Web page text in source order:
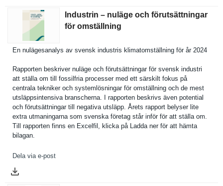
Industrin – nuläge och förutsättningar
för omställning
En nulägesana­lys av svensk industris klimatomst­ällning för år 2024
Rapporten beskriver nuläge och förutsättn­ingar för svensk industri
att ställa om till fossilfria processer med ett särskilt fokus på
centrala tekniker och systemlösn­ingar för omställnin­g och de mest
utsläppsin­tensiva branschern­a. I rapporten beskrivs även potential
och förutsättn­ingar till negativa utsläpp. Årets rapport belyser lite
extra utmaningar­na som svenska företag står inför för att ställa om.
Till rapporten finns en Excelfil, klicka på Ladda ner för att hämta
bilagan.
Dela via e-post